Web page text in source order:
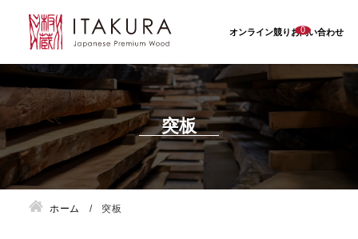
オンライン競り 0
お問い合わせ
突板
ホーム 突板